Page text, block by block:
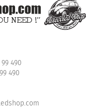
490
490